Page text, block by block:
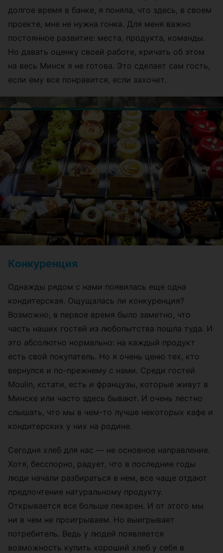
долгое время в банке, я поняла, что здесь, в своем
проекте, мне не нужна гонка. Для меня важно
постоянное развитие: места, продукта, команды.
Но давать оценку своей работе, кричать об этом
на весь Минск я не готова. Это сделает сам гость,
если ему все понравится, если захочет.
Конкуренция
Однажды рядом с нами появилась еще одна
кондитерская. Ощущалась ли конкуренция?
Возможно, в первое время было заметно, что
часть наших гостей из любопытства пошла туда. И
это абсолютно нормально: на каждый продукт
есть свой покупатель. Но я очень ценю тех, кто
вернулся и по-прежнему с нами. Среди гостей
Moulin, кстати, есть и французы, которые живут в
Минске или часто здесь бывают. И очень лестно
слышать, что мы в чем-то лучше некоторых кафе и
кондитерских у них на родине.
Сегодня хлеб для нас — не основное направление.
Хотя, бесспорно, радует, что в последние годы
люди начали разбираться в нем, все чаще отдают
предпочтение натуральному продукту.
Открывается все больше пекарен. И от этого мы
ни в чем не проигрываем. Но выигрывает
потребитель. Ведь у людей появляется
возможность купить хороший хлеб у себя в